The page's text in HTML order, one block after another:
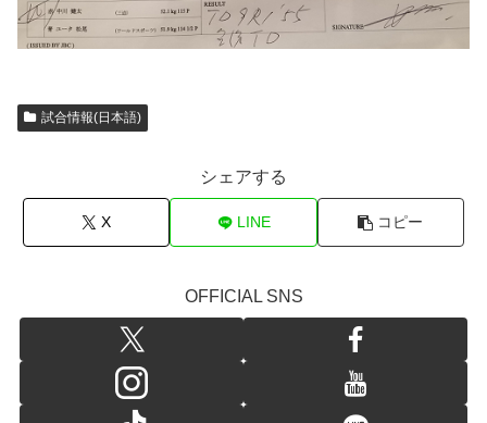
試合情報(日本語)
シェアする
X LINE コピー
OFFICIAL SNS